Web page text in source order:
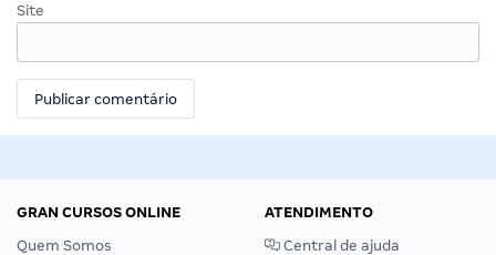
Site
GRAN CURSOS ONLINE
Quem Somos
ATENDIMENTO
Central de ajuda